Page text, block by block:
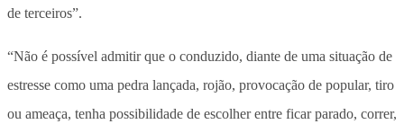
de terceiros”.
“Não é possível admitir que o conduzido, diante de uma situação de
estresse como uma pedra lançada, rojão, provocação de popular, tiro
ou ameaça, tenha possibilidade de escolher entre ficar parado, correr,